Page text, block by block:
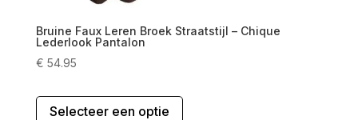
Bruine Faux Leren Broek Straatstijl – Chique
Lederlook Pantalon
€ 54.95
Selecteer een optie